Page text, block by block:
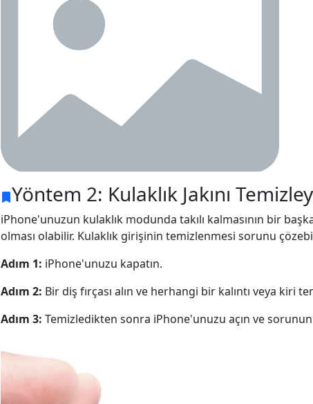
Yöntem 2: Kulaklık Jakını
iPhone'unuzun kulaklık modunda takılı kalmasının bir
olması olabilir. Kulaklık girişinin temizlenmesi sorunu
Adım 1: iPhone'unuzu kapatın.
Adım 2: Bir diş fırçası alın ve herhangi bir kalıntı veya kiri
Adım 3: Temizledikten sonra iPhone'unuzu açın ve